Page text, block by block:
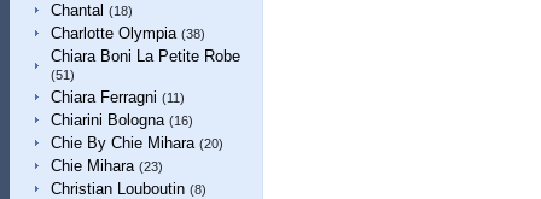
Chantal (18)
Charlotte Olympia (38)
Chiara Boni La Petite Robe
(51)
Chiara Ferragni (11)
Chiarini Bologna (16)
Chie By Chie Mihara (20)
Chie Mihara (23)
Christian Louboutin (8)